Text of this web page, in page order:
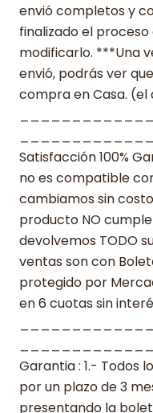
envió completos y
finalizado el
modificarlo. ***Una
envió, podrás ver
compra en Casa.
Satisfacción 100%
no es compatible
cambiamos sin
producto NO
devolvemos TODO
ventas son con
protegido por
en 6 cuotas sin
Garantia : 1.- Todos
por un plazo de 3
presentando la